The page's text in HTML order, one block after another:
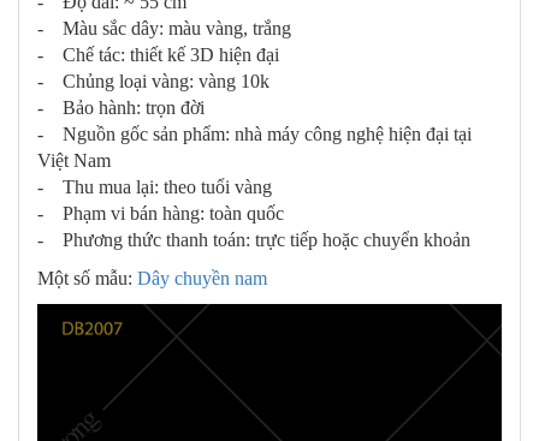
- Màu sắc dây: màu vàng, trắng
- Chế tác: thiết kế 3D hiện đại
- Chủng loại vàng: vàng 10k
- Bảo hành: trọn đời
- Nguồn gốc sản phẩm: nhà máy công nghệ hiện đại tại
Việt Nam
- Thu mua lại: theo tuổi vàng
- Phạm vi bán hàng: toàn quốc
- Phương thức thanh toán: trực tiếp hoặc chuyển khoản
Một số mẫu: Dây chuyền nam